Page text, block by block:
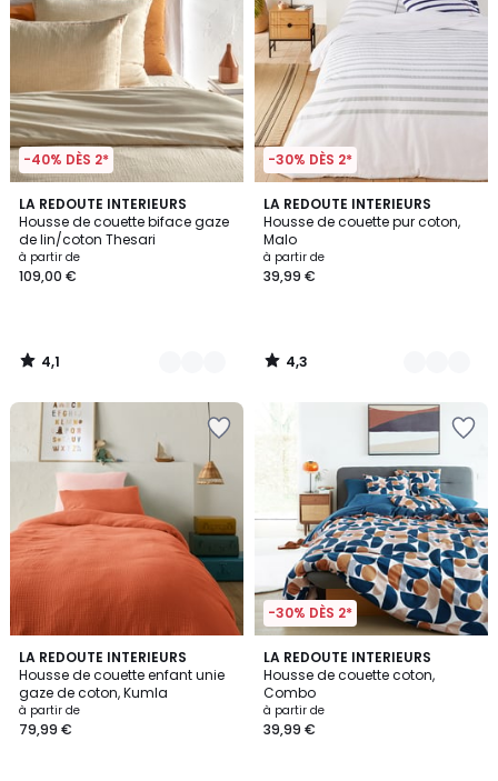
-40% DÈS 2*
LA REDOUTE INTERIEURS
Housse de couette biface gaze
de lin/coton Thesari
à partir de
109,00 €
4,1
/ 5
2
Couleurs
4,1
/
-30% DÈS 2*
LA REDOUTE INTERIEURS
Housse de couette pur coton,
Malo
à partir de
39,99 €
4,3
/ 5
3
Couleurs
4,3
/
LA REDOUTE INTERIEURS
Housse de couette enfant unie
gaze de coton, Kumla
à partir de
79,99 €
3
/
5
-30% DÈS 2*
LA REDOUTE INTERIEURS
Housse de couette coton,
Combo
à partir de
39,99 €
4,4
/ 5